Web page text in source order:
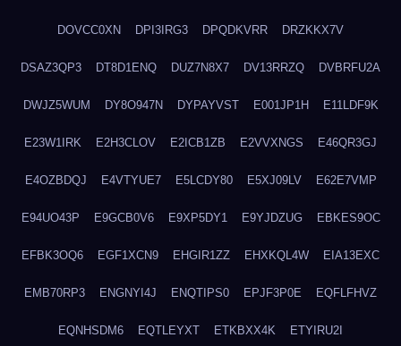
DOVCC0XN DPI3IRG3 DPQDKVRR DRZKKX7V
DSAZ3QP3 DT8D1ENQ DUZ7N8X7 DV13RRZQ DVBRFU2A
DWJZ5WUM DY8O947N DYPAYVST E001JP1H E11LDF9K
E23W1IRK E2H3CLOV E2ICB1ZB E2VVXNGS E46QR3GJ
E4OZBDQJ E4VTYUE7 E5LCDY80 E5XJ09LV E62E7VMP
E94UO43P E9GCB0V6 E9XP5DY1 E9YJDZUG EBKES9OC
EFBK3OQ6 EGF1XCN9 EHGIR1ZZ EHXKQL4W EIA13EXC
EMB70RP3 ENGNYI4J ENQTIPS0 EPJF3P0E EQFLFHVZ
EQNHSDM6 EQTLEYXT ETKBXX4K ETYIRU2I